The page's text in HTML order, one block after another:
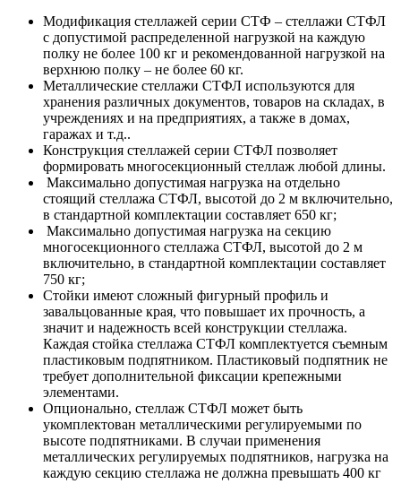
Модификация стеллажей серии СТФ – стеллажи СТФЛ
с допустимой распределенной нагрузкой на каждую
полку не более 100 кг и рекомендованной нагрузкой на
верхнюю полку – не более 60 кг.
Металлические стеллажи СТФЛ используются для
хранения различных документов, товаров на складах, в
учреждениях и на предприятиях, а также в домах,
гаражах и т.д..
Конструкция стеллажей серии СТФЛ позволяет
формировать многосекционный стеллаж любой длины.
Максимально допустимая нагрузка на отдельно
стоящий стеллажа СТФЛ, высотой до 2 м включительно,
в стандартной комплектации составляет 650 кг;
Максимально допустимая нагрузка на секцию
многосекционного стеллажа СТФЛ, высотой до 2 м
включительно, в стандартной комплектации составляет
750 кг;
Стойки имеют сложный фигурный профиль и
завальцованные края, что повышает их прочность, а
значит и надежность всей конструкции стеллажа.
Каждая стойка стеллажа СТФЛ комплектуется съемным
пластиковым подпятником. Пластиковый подпятник не
требует дополнительной фиксации крепежными
элементами.
Опционально, стеллаж СТФЛ может быть
укомплектован металлическими регулируемыми по
высоте подпятниками. В случаи применения
металлических регулируемых подпятников, нагрузка на
каждую секцию стеллажа не должна превышать 400 кг